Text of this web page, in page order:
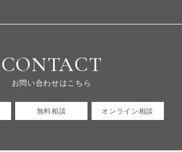
CONTACT
お問い合わせはこちら
無料相談 オンライン相談